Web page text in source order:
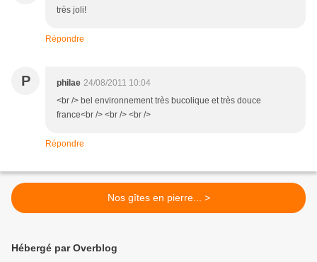
très joli!
Répondre
P philae 24/08/2011 10:04
<br /> bel environnement très bucolique et très douce
france<br /> <br /> <br />
Répondre
Nos gîtes en pierre... >
Hébergé par Overblog